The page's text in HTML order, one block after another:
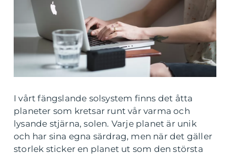
I vårt fängslande solsystem finns det åtta
planeter som kretsar runt vår varma och
lysande stjärna, solen. Varje planet är unik
och har sina egna särdrag, men när det gäller
storlek sticker en planet ut som den största